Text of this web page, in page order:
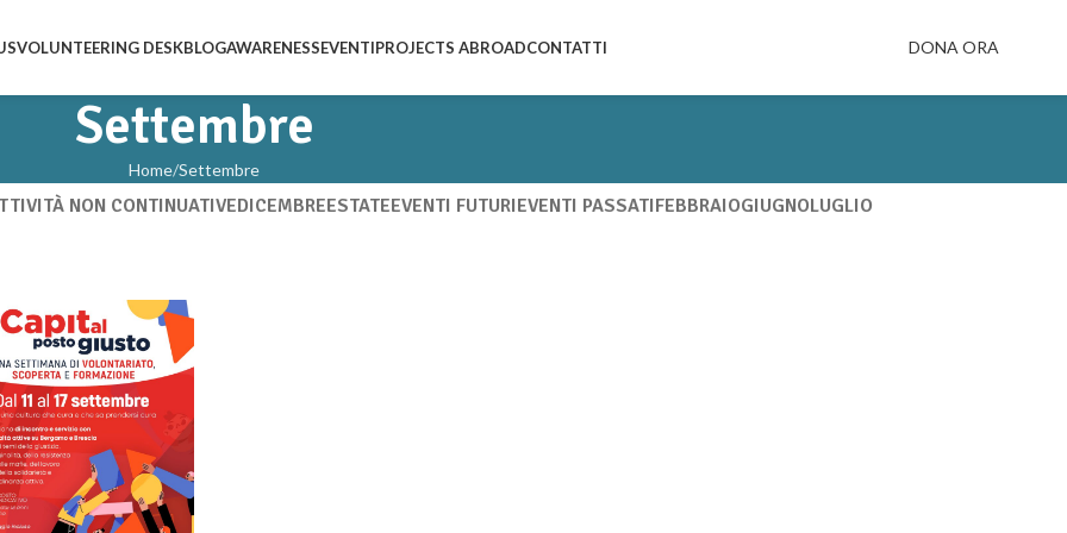
VOLUNTEERING DESKBLOGAWARENESSEVENTIPROJECTS ABROADCONTATTI DONA ORA
Settembre
Home Settembre
NON CONTINUATIVEDICEMBREESTATEEVENTI FUTURIEVENTI PASSATIFEBBRAIOGIUGNOLUGLIO